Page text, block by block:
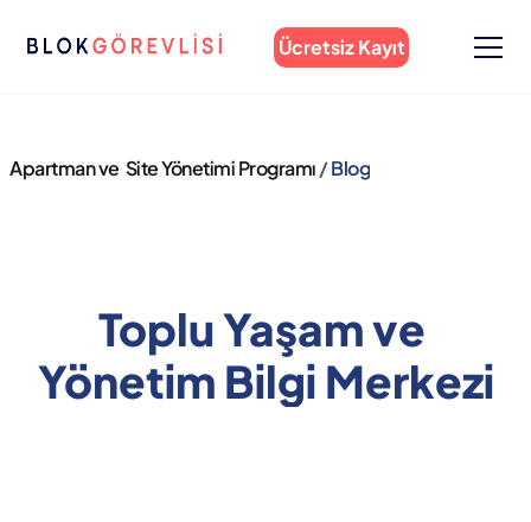
Ücretsiz Kayıt
Apartman ve  Site Yönetimi Programı / Blog
Toplu Yaşam ve
Yönetim Bilgi Merkezi